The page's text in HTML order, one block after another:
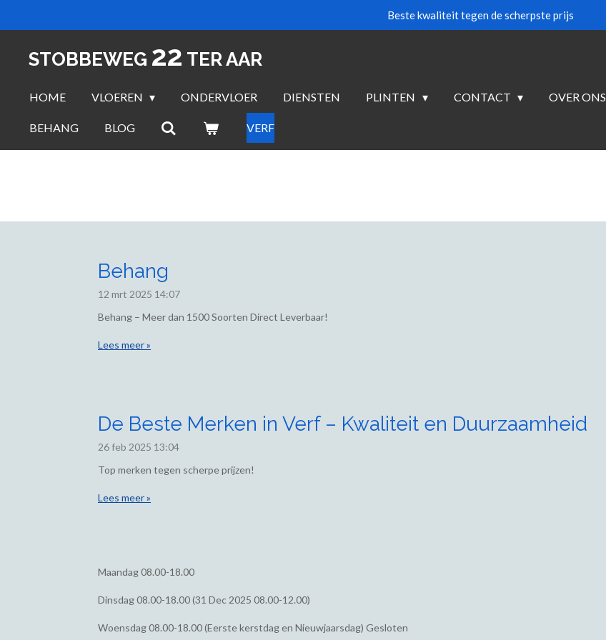
hoofdinhoud
Beste kwaliteit tegen de scherpste prijs
STOBBEWEG 22 TER AAR
HOME VLOEREN ONDERVLOER DIENSTEN PLINTEN CONTACT OVER ONS
BEHANG BLOG VERF
Behang
12 mrt 2025 14:07
Behang – Meer dan 1500 Soorten Direct Leverbaar!
Lees meer »
De Beste Merken in Verf – Kwaliteit en Duurzaamheid
26 feb 2025 13:04
Top merken tegen scherpe prijzen!
Lees meer »
Maandag08.00-18.00
Dinsdag08.00-18.00 (31 Dec 2025 08.00-12.00)
Woensdag08.00-18.00 (Eerste kerstdag en Nieuwjaarsdag) Gesloten